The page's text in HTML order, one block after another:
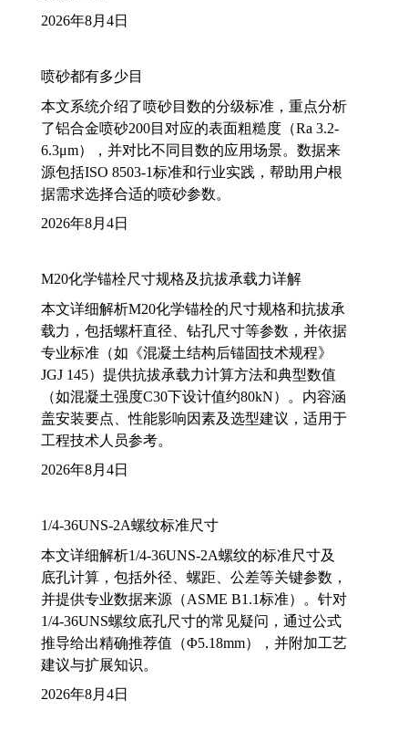
2026年8月4日
喷砂都有多少目
本文系统介绍了喷砂目数的分级标准，重点分析
了铝合金喷砂200目对应的表面粗糙度（Ra 3.2-
6.3μm），并对比不同目数的应用场景。数据来
源包括ISO 8503-1标准和行业实践，帮助用户根
据需求选择合适的喷砂参数。
2026年8月4日
M20化学锚栓尺寸规格及抗拔承载力详解
本文详细解析M20化学锚栓的尺寸规格和抗拔承
载力，包括螺杆直径、钻孔尺寸等参数，并依据
专业标准（如《混凝土结构后锚固技术规程》
JGJ 145）提供抗拔承载力计算方法和典型数值
（如混凝土强度C30下设计值约80kN）。内容涵
盖安装要点、性能影响因素及选型建议，适用于
工程技术人员参考。
2026年8月4日
1/4-36UNS-2A螺纹标准尺寸
本文详细解析1/4-36UNS-2A螺纹的标准尺寸及
底孔计算，包括外径、螺距、公差等关键参数，
并提供专业数据来源（ASME B1.1标准）。针对
1/4-36UNS螺纹底孔尺寸的常见疑问，通过公式
推导给出精确推荐值（Φ5.18mm），并附加工艺
建议与扩展知识。
2026年8月4日